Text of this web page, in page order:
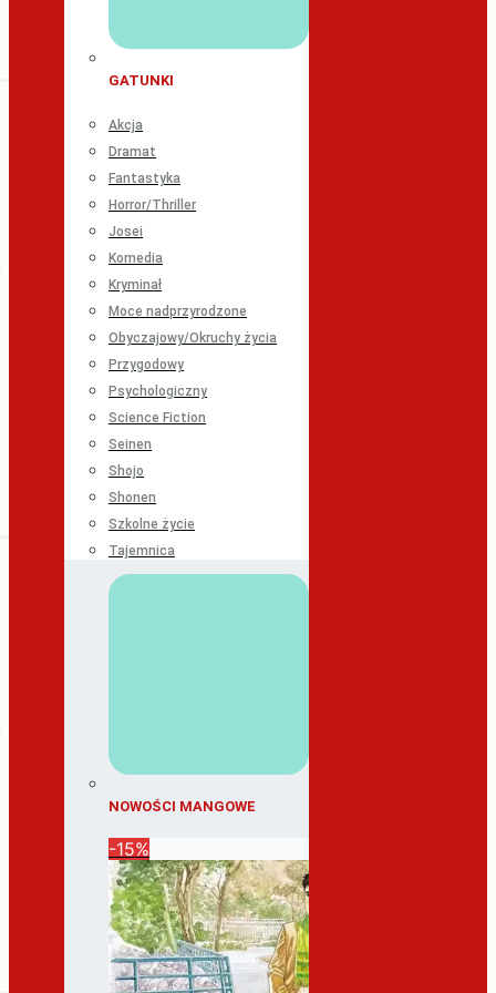
GATUNKI
Akcja
Dramat
Fantastyka
Horror/Thriller
Josei
Komedia
Kryminał
Moce nadprzyrodzone
Obyczajowy/Okruchy życia
Przygodowy
Psychologiczny
Science Fiction
Seinen
Shojo
Shonen
Szkolne życie
Tajemnica
NOWOŚCI MANGOWE
-15%